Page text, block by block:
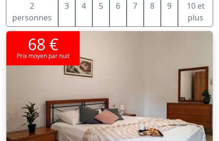
2
personnes
3 4 5 6 7 8 9
10 et
plus
68 €
Prix moyen par nuit